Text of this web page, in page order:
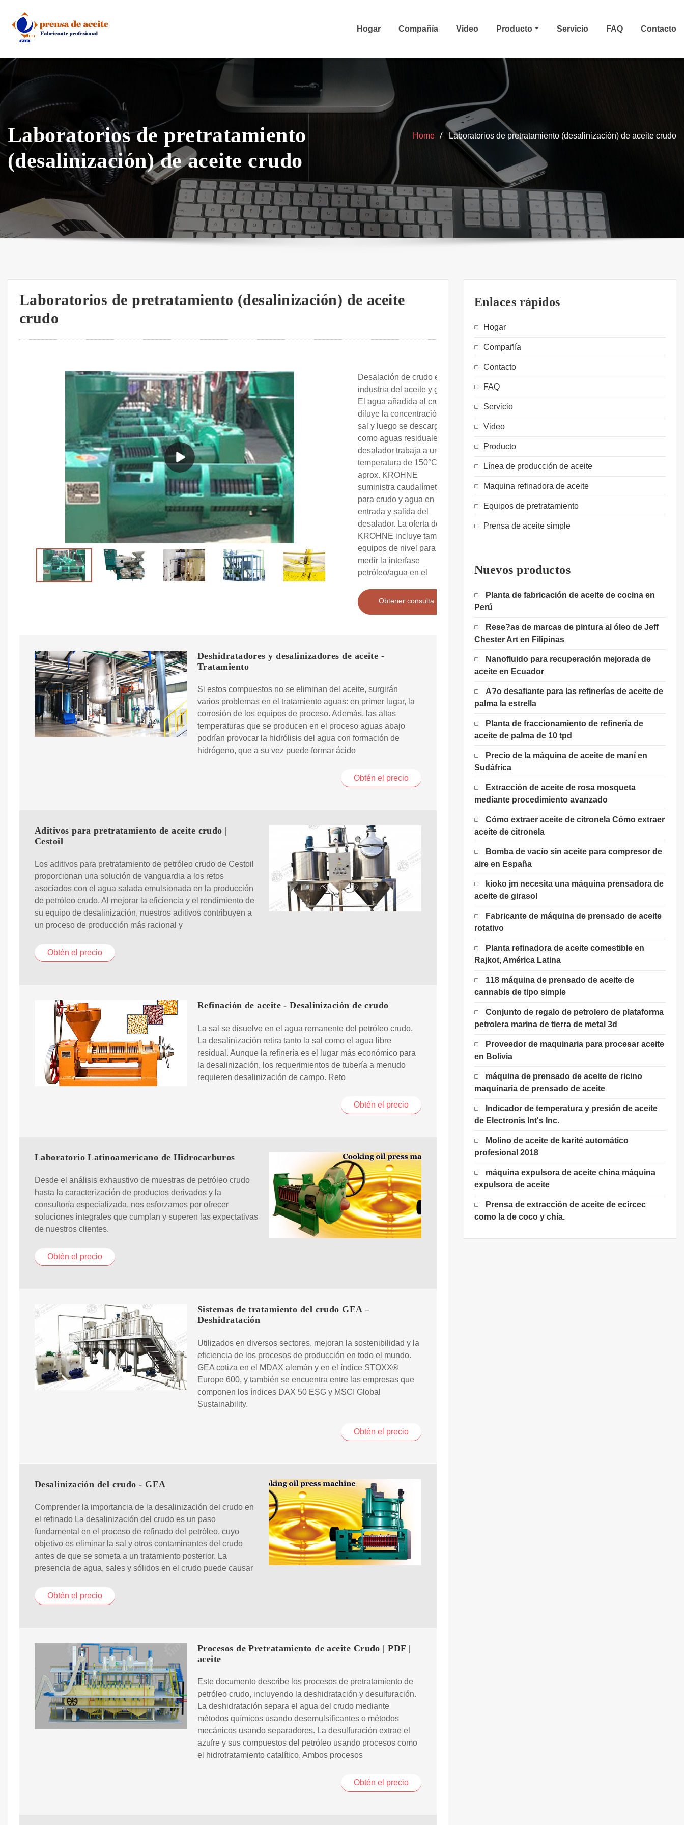
content
Hogar Compañía Video Producto Servicio FAQ Contacto
Laboratorios de pretratamiento
(desalinización) de aceite crudo
Home Laboratorios de pretratamiento (desalinización) de aceite crudo
Laboratorios de pretratamiento (desalinización) de aceite
crudo
Desalación de crudo en la
industria del aceite y gas.
El agua añadida al crudo
diluye la concentración de
sal y luego se descarga
como aguas residuales. El
desalador trabaja a una
temperatura de 150°C
aprox. KROHNE
suministra caudalímetros
para crudo y agua en
entrada y salida del
desalador. La oferta de
KROHNE incluye también
equipos de nivel para
medir la interfase
petróleo/agua en el
Obtener consulta
Deshidratadores y desalinizadores de aceite -
Tratamiento
Si estos compuestos no se eliminan del aceite, surgirán
varios problemas en el tratamiento aguas: en primer lugar, la
corrosión de los equipos de proceso. Además, las altas
temperaturas que se producen en el proceso aguas abajo
podrían provocar la hidrólisis del agua con formación de
hidrógeno, que a su vez puede formar ácido
Obtén el precio
Aditivos para pretratamiento de aceite crudo |
Cestoil
Los aditivos para pretratamiento de petróleo crudo de Cestoil
proporcionan una solución de vanguardia a los retos
asociados con el agua salada emulsionada en la producción
de petróleo crudo. Al mejorar la eficiencia y el rendimiento de
su equipo de desalinización, nuestros aditivos contribuyen a
un proceso de producción más racional y
Obtén el precio
Refinación de aceite - Desalinización de crudo
La sal se disuelve en el agua remanente del petróleo crudo.
La desalinización retira tanto la sal como el agua libre
residual. Aunque la refinería es el lugar más económico para
la desalinización, los requerimientos de tubería a menudo
requieren desalinización de campo. Reto
Obtén el precio
Laboratorio Latinoamericano de Hidrocarburos
Desde el análisis exhaustivo de muestras de petróleo crudo
hasta la caracterización de productos derivados y la
consultoría especializada, nos esforzamos por ofrecer
soluciones integrales que cumplan y superen las expectativas
de nuestros clientes.
Obtén el precio
Sistemas de tratamiento del crudo GEA –
Deshidratación
Utilizados en diversos sectores, mejoran la sostenibilidad y la
eficiencia de los procesos de producción en todo el mundo.
GEA cotiza en el MDAX alemán y en el índice STOXX®
Europe 600, y también se encuentra entre las empresas que
componen los índices DAX 50 ESG y MSCI Global
Sustainability.
Obtén el precio
Desalinización del crudo - GEA
Comprender la importancia de la desalinización del crudo en
el refinado La desalinización del crudo es un paso
fundamental en el proceso de refinado del petróleo, cuyo
objetivo es eliminar la sal y otros contaminantes del crudo
antes de que se someta a un tratamiento posterior. La
presencia de agua, sales y sólidos en el crudo puede causar
Obtén el precio
Procesos de Pretratamiento de aceite Crudo | PDF |
aceite
Este documento describe los procesos de pretratamiento de
petróleo crudo, incluyendo la deshidratación y desulfuración.
La deshidratación separa el agua del crudo mediante
métodos químicos usando desemulsificantes o métodos
mecánicos usando separadores. La desulfuración extrae el
azufre y sus compuestos del petróleo usando procesos como
el hidrotratamiento catalítico. Ambos procesos
Obtén el precio
Enlaces rápidos
Hogar
Compañía
Contacto
FAQ
Servicio
Video
Producto
Línea de producción de aceite
Maquina refinadora de aceite
Equipos de pretratamiento
Prensa de aceite simple
Nuevos productos
Planta de fabricación de aceite de cocina en
Perú
Rese?as de marcas de pintura al óleo de Jeff
Chester Art en Filipinas
Nanofluido para recuperación mejorada de
aceite en Ecuador
A?o desafiante para las refinerías de aceite de
palma la estrella
Planta de fraccionamiento de refinería de
aceite de palma de 10 tpd
Precio de la máquina de aceite de maní en
Sudáfrica
Extracción de aceite de rosa mosqueta
mediante procedimiento avanzado
Cómo extraer aceite de citronela Cómo extraer
aceite de citronela
Bomba de vacío sin aceite para compresor de
aire en España
kioko jm necesita una máquina prensadora de
aceite de girasol
Fabricante de máquina de prensado de aceite
rotativo
Planta refinadora de aceite comestible en
Rajkot, América Latina
118 máquina de prensado de aceite de
cannabis de tipo simple
Conjunto de regalo de petrolero de plataforma
petrolera marina de tierra de metal 3d
Proveedor de maquinaria para procesar aceite
en Bolivia
máquina de prensado de aceite de ricino
maquinaria de prensado de aceite
Indicador de temperatura y presión de aceite
de Electronis Int's Inc.
Molino de aceite de karité automático
profesional 2018
máquina expulsora de aceite china máquina
expulsora de aceite
Prensa de extracción de aceite de ecircec
como la de coco y chía.